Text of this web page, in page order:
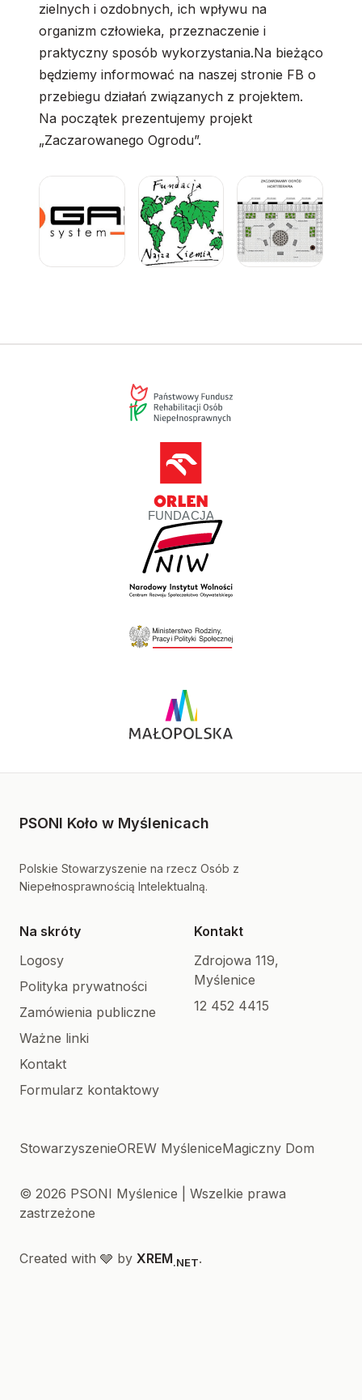
zielnych i ozdobnych, ich wpływu na
organizm człowieka, przeznaczenie i
praktyczny sposób wykorzystania.Na bieżąco
będziemy informować na naszej stronie FB o
przebiegu działań związanych z projektem.
Na początek prezentujemy projekt
„Zaczarowanego Ogrodu”.
PSONI Koło w Myślenicach
Polskie Stowarzyszenie na rzecz Osób z
Niepełnosprawnością Intelektualną.
Na skróty
Logosy
Polityka prywatności
Zamówienia publiczne
Ważne linki
Kontakt
Formularz kontaktowy
Kontakt
Zdrojowa 119,
Myślenice
12 452 4415
StowarzyszenieOREW MyśleniceMagiczny Dom
© 2026 PSONI Myślenice | Wszelkie prawa
zastrzeżone
Created with 🩶 by XREM.NET.